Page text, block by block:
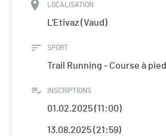
LOCALISATION
L'Etivaz (Vaud)
SPORT
Trail Running - Course à pied
INSCRIPTIONS
01.02.2025 (11:00)
13.08.2025 (21:59)